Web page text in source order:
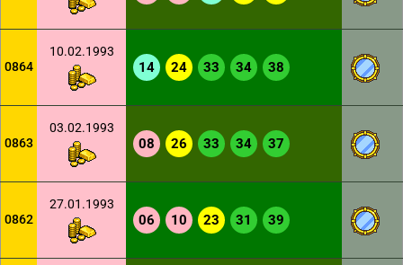
0864
10.02.1993
14 24 33 34 38
0863
03.02.1993
08 26 33 34 37
0862
27.01.1993
06 10 23 31 39